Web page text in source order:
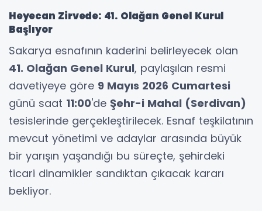
Heyecan Zirvede: 41. Olağan Genel Kurul
Başlıyor
Sakarya esnafının kaderini belirleyecek olan
41. Olağan Genel Kurul, paylaşılan resmi
davetiyeye göre 9 Mayıs 2026 Cumartesi
günü saat 11:00'de Şehr-i Mahal (Serdivan)
tesislerinde gerçekleştirilecek. Esnaf teşkilatının
mevcut yönetimi ve adaylar arasında büyük
bir yarışın yaşandığı bu süreçte, şehirdeki
ticari dinamikler sandıktan çıkacak kararı
bekliyor.